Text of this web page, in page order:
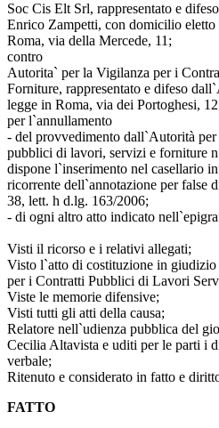
Soc Cis Elt Srl, rappresentato e
Enrico Zampetti, con domicilio eletto
Roma, via della Mercede, 11;
contro
Autorita` per la Vigilanza per i
Forniture, rappresentato e difeso
legge in Roma, via dei Portoghesi,
per l`annullamento
- del provvedimento dall`Autorità
pubblici di lavori, servizi e forniture
dispone l`inserimento nel casellario
ricorrente dell`annotazione per false
38, lett. h d.lg. 163/2006;
- di ogni altro atto indicato
Visti il ricorso e i relativi allegati;
Visto l`atto di costituzione in
per i Contratti Pubblici di Lavori
Viste le memorie difensive;
Visti tutti gli atti della causa;
Relatore nell`udienza pubblica del
Cecilia Altavista e uditi per le parti i
verbale;
Ritenuto e considerato in fatto e
FATTO